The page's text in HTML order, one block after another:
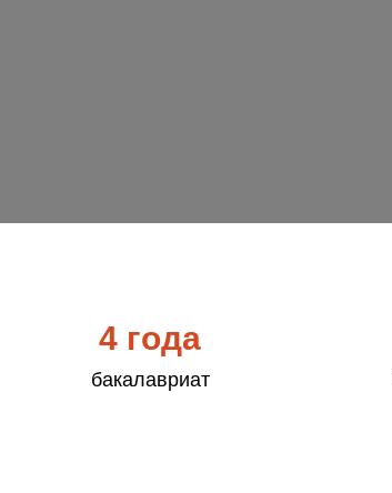
4 года
бакалавриат